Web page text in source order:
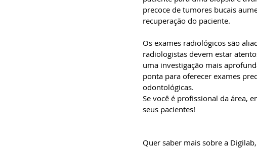
precoce de tumores bucais
recuperação do paciente.
Os exames radiológicos são
radiologistas devem estar
uma investigação mais
ponta para oferecer exames
odontológicas.
Se você é profissional da área,
seus pacientes!
Quer saber mais sobre a